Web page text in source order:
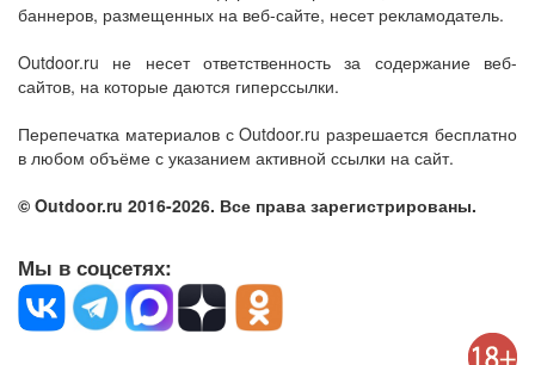
баннеров, размещенных на веб-сайте, несет рекламодатель.
Outdoor.ru не несет ответственность за содержание веб-
сайтов, на которые даются гиперссылки.
Перепечатка материалов с Outdoor.ru разрешается бесплатно
в любом объёме с указанием активной ссылки на сайт.
© Outdoor.ru 2016-2026. Все права зарегистрированы.
Мы в соцсетях: